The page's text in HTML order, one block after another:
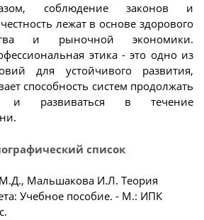
соблюдение законов и
лежат в основе здорового
и рыночной экономики.
этика - это одно из
для устойчивого развития,
способность систем продолжать
и развиваться в течение
список
М.Д., Мальшакова И.Л. Теория
Учебное пособие. - М.: ИПК